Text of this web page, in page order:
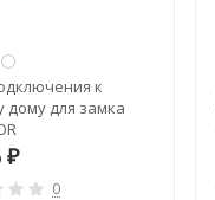
к
дому для замка
₽
0